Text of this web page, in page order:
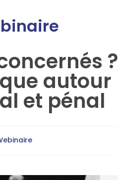
?
autour
et pénal